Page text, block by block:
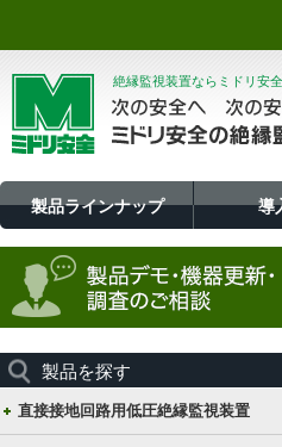
絶縁監視装置ならミドリ安全
製品ラインナップ 導
製品を探す
直接接地回路用低圧絶縁監視装置